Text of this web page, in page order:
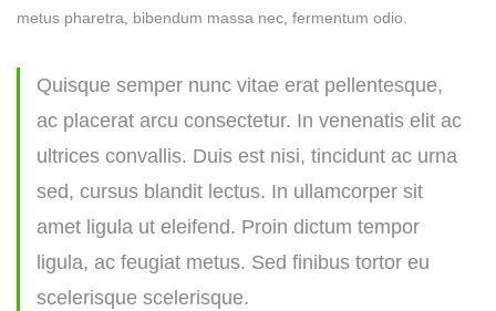
metus pharetra, bibendum massa nec, fermentum odio.
Quisque semper nunc vitae erat pellentesque,
ac placerat arcu consectetur. In venenatis elit ac
ultrices convallis. Duis est nisi, tincidunt ac urna
sed, cursus blandit lectus. In ullamcorper sit
amet ligula ut eleifend. Proin dictum tempor
ligula, ac feugiat metus. Sed finibus tortor eu
scelerisque scelerisque.